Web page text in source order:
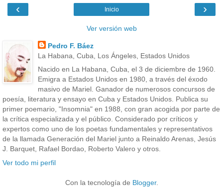
‹ ›
Inicio
Ver versión web
Pedro F. Báez
La Habana, Cuba, Los Ángeles, Estados Unidos
Nacido en La Habana, Cuba, el 3 de diciembre de 1960.
Emigra a Estados Unidos en 1980, a través del éxodo
masivo de Mariel. Ganador de numerosos concursos de
poesía, literatura y ensayo en Cuba y Estados Unidos. Publica su
primer poemario, "Insomnia" en 1988, con gran acogida por parte de
la crítica especializada y el público. Considerado por críticos y
expertos como uno de los poetas fundamentales y representativos
de la llamada Generación del Mariel junto a Reinaldo Arenas, Jesús
J. Barquet, Rafael Bordao, Roberto Valero y otros.
Ver todo mi perfil
Con la tecnología de Blogger.